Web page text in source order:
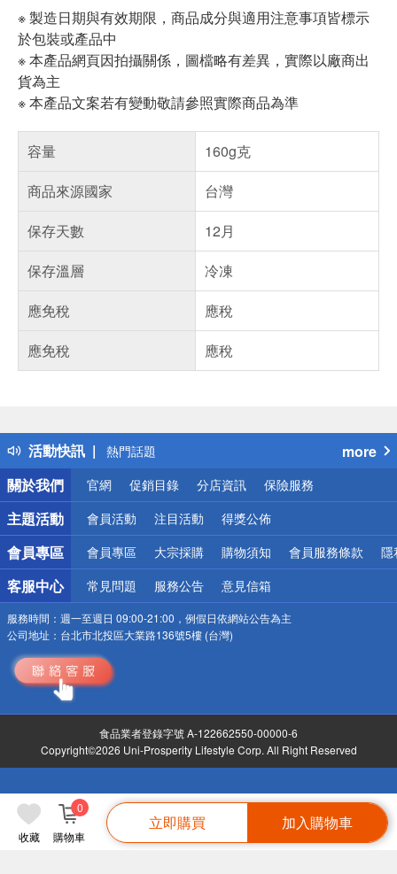
收藏 購物車
0
立即購買 加入購物車
※ 製造日期與有效期限，商品成分與適用注意事項皆標示
於包裝或產品中
※ 本產品網頁因拍攝關係，圖檔略有差異，實際以廠商出
貨為主
※ 本產品文案若有變動敬請參照實際商品為準
容量
160g克
商品來源國家
台灣
保存天數
12月
保存溫層
冷凍
應免稅
應稅
應免稅
應稅
活動快訊
得獎公告
熱門話題
銀行優惠
偏遠地區配送
詐騙網頁！請小心！
more
關於我們
官網 促銷目錄 分店資訊 保險服務
主題活動 會員活動 注目活動 得獎公佈
會員專區 會員專區 大宗採購 購物須知 會員服務條款 隱
客服中心 常見問題 服務公告 意見信箱
服務時間： 週一至週日 09:00-21:00，例假日依網站公告為主
公司地址： 台北市北投區大業路136號5樓 (台灣)
食品業者登錄字號 A-122662550-00000-6
Copyright©2026 Uni-Prosperity Lifestyle Corp. All Right Reserved